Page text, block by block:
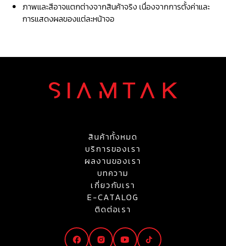
ภาพและสีอาจแตกต่างจากสินค้าจริง เนื่องจากการตั้งค่าและ
การแสดงผลของแต่ละหน้าจอ
สินค้าทั้งหมด
บริการของเรา
ผลงานของเรา
บทความ
เกี่ยวกับเรา
E-CATALOG
ติดต่อเรา